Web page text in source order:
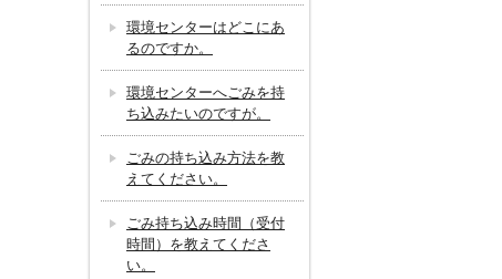
環境センターはどこにあ
るのですか。
環境センターへごみを持
ち込みたいのですが。
ごみの持ち込み方法を教
えてください。
ごみ持ち込み時間（受付
時間）を教えてくださ
い。